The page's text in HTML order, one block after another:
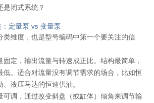
是闭式系统？
定量泵 vs 变量泵
类维度，也是型号编码中第一个要关注的信
定，输出流量与转速成正比。结构最简单，
低。适合对流量没有调节需求的场合，比如恒
液压马达的恒速供油。
调，通过改变斜盘（或缸体）倾角来调节输